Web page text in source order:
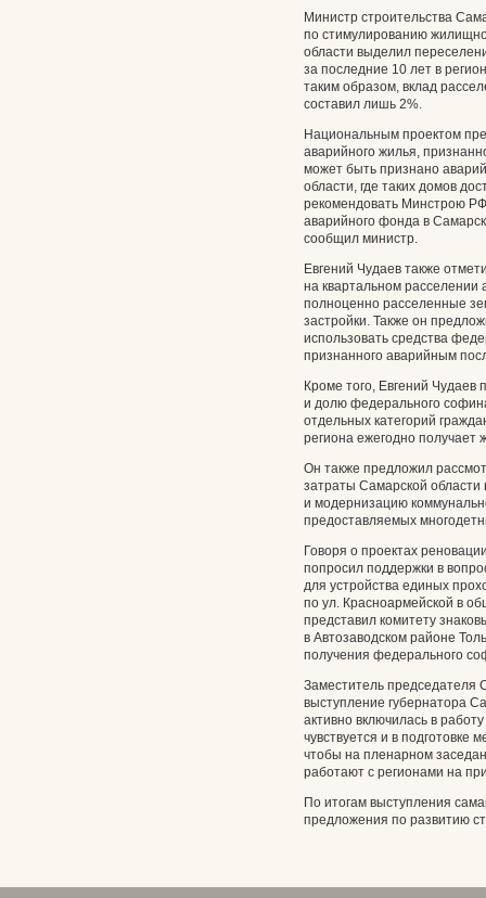
Министр строительства
по стимулированию
области выделил
за последние 10 лет в
таким образом, вклад
составил лишь 2%.
Национальным проектом
аварийного жилья,
может быть признано
области, где таких домов
рекомендовать Минстрою
аварийного фонда в
сообщил министр.
Евгений Чудаев также
на квартальном расселении
полноценно расселенные
застройки. Также он
использовать средства
признанного аварийным
Кроме того, Евгений
и долю федерального
отдельных категорий
региона ежегодно получает
Он также предложил
затраты Самарской
и модернизацию
предоставляемых
Говоря о проектах
попросил поддержки в
для устройства единых
по ул. Красноармейской в
представил комитету
в Автозаводском районе
получения федерального
Заместитель председателя
выступление губернатора
активно включилась в
чувствуется и в
чтобы на пленарном
работают с регионами на
По итогам выступления
предложения по развитию